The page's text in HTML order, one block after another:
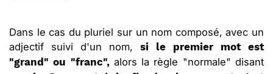
Dans le cas du pluriel sur un nom composé, avec un
adjectif suivi d'un nom, si le premier mot est
"grand" ou "franc",alors la règle "normale" disant